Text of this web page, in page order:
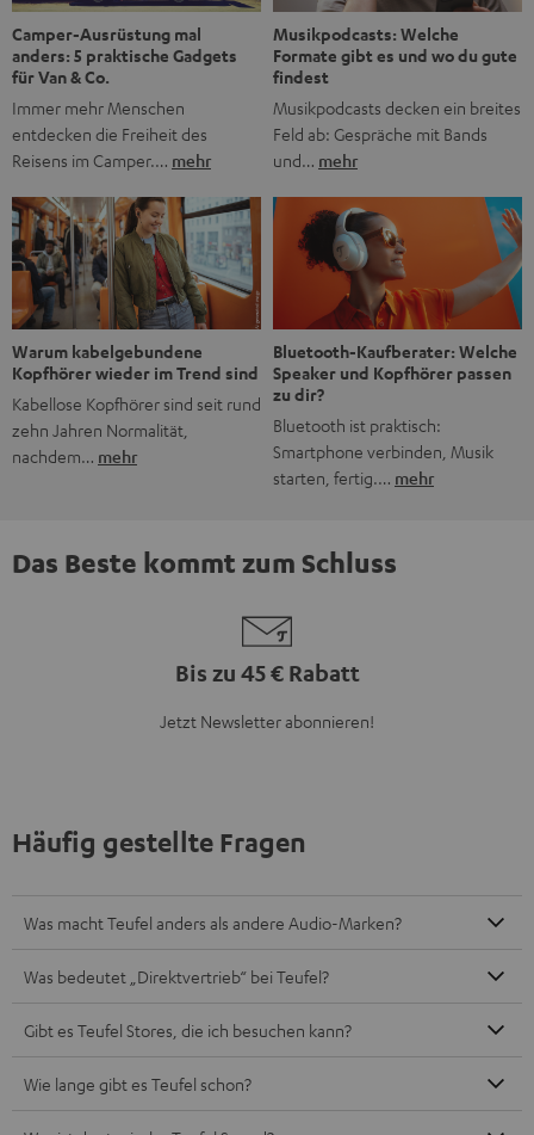
Camper-Ausrüstung mal
anders: 5 praktische Gadgets
für Van & Co.
Immer mehr Menschen
entdecken die Freiheit des
Reisens im Camper.… mehr
Musikpodcasts: Welche
Formate gibt es und wo du gute
findest
Musikpodcasts decken ein breites
Feld ab: Gespräche mit Bands
und… mehr
Warum kabelgebundene
Kopfhörer wieder im Trend sind
Kabellose Kopfhörer sind seit rund
zehn Jahren Normalität,
nachdem… mehr
Bluetooth-Kaufberater: Welche
Speaker und Kopfhörer passen
zu dir?
Bluetooth ist praktisch:
Smartphone verbinden, Musik
starten, fertig.… mehr
Das Beste kommt zum Schluss
Bis zu 45 € Rabatt
Jetzt Newsletter abonnieren!
Häufig gestellte Fragen
Was macht Teufel anders als andere Audio-Marken?
Was bedeutet „Direktvertrieb“ bei Teufel?
Gibt es Teufel Stores, die ich besuchen kann?
Wie lange gibt es Teufel schon?